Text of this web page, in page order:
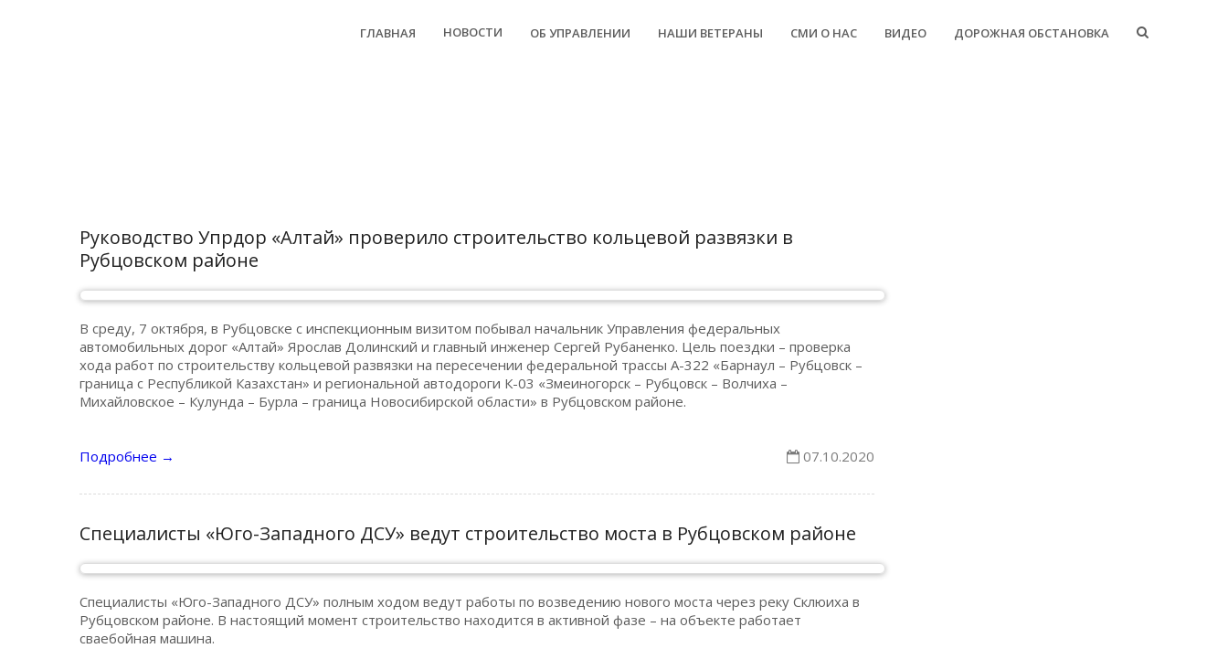
ГЛАВНАЯ НОВОСТИ ОБ УПРАВЛЕНИИ НАШИ ВЕТЕРАНЫ СМИ О НАС ВИДЕО ДОРОЖНАЯ ОБСТАНОВКА
Руководство Упрдор «Алтай» проверило строительство кольцевой развязки в
Рубцовском районе
В среду, 7 октября, в Рубцовске с инспекционным визитом побывал начальник Управления федеральных
автомобильных дорог «Алтай» Ярослав Долинский и главный инженер Сергей Рубаненко. Цель поездки – проверка
хода работ по строительству кольцевой развязки на пересечении федеральной трассы А-322 «Барнаул – Рубцовск –
граница с Республикой Казахстан» и региональной автодороги К-03 «Змеиногорск – Рубцовск – Волчиха –
Михайловское – Кулунда – Бурла – граница Новосибирской области» в Рубцовском районе.
07.10.2020
Подробнее →
Специалисты «Юго-Западного ДСУ» ведут строительство моста в Рубцовском районе
Специалисты «Юго-Западного ДСУ» полным ходом ведут работы по возведению нового моста через реку Склюиха в
Рубцовском районе. В настоящий момент строительство находится в активной фазе – на объекте работает
сваебойная машина.